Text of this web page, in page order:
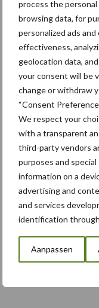
process the personal
browsing data, for
personalized ads
effectiveness,
geolocation data,
your consent will be
change or withdraw
“Consent
We respect your
with a transparent
third-party vendors
purposes and
information on a
advertising and
and services
identification
Aanpassen
5 aug
5 aug
5 aug
5 aug